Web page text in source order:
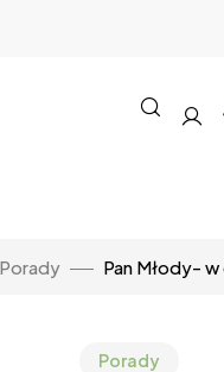
Porady Pan Młody-
Porady